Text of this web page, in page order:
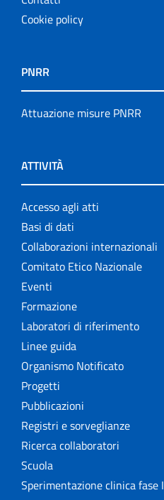
Cookie policy
PNRR
Attuazione misure PNRR
ATTIVITÀ
Accesso agli atti
Basi di dati
Collaborazioni internazionali
Comitato Etico Nazionale
Eventi
Formazione
Laboratori di riferimento
Linee guida
Organismo Notificato
Progetti
Pubblicazioni
Registri e sorveglianze
Ricerca collaboratori
Scuola
Sperimentazione clinica fase I